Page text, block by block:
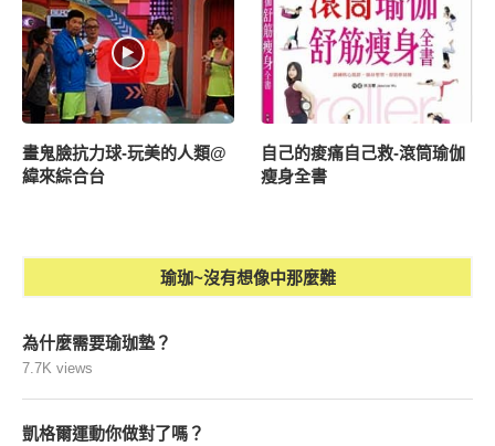
畫鬼臉抗力球-玩美的人類@
緯來綜合台
自己的痠痛自己救-滾筒瑜伽
瘦身全書
瑜珈~沒有想像中那麼難
為什麼需要瑜珈墊？
7.7K views
凱格爾運動你做對了嗎？